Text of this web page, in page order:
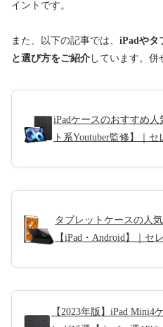
イントです。
また、以下の記事では、 iPadやタ
と選び方をご紹介 しています。併
iPadケースのおすすめ
ト系Youtuber監修】｜
タブレットケースの人
【iPad・Android】｜セ
【2023年版】iPad